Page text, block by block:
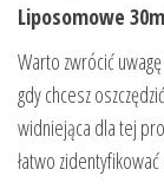
Liposomowe
Warto zwrócić
gdy chcesz
widniejąca dla tej
łatwo